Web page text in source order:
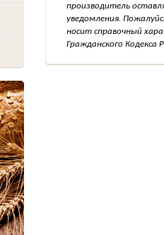
производитель
уведомления.
носит справочный
Гражданского Кодекса